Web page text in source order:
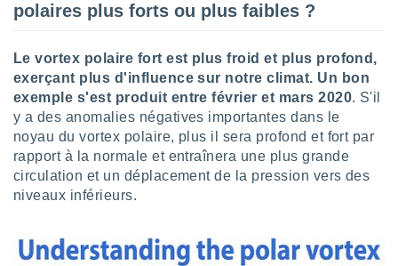
de la
non
des
notre
le
polaires plus forts ou plus faibles ?
Le vortex polaire fort est plus froid et plus profond,
exerçant plus d'influence sur notre climat. Un bon
exemple s'est produit entre février et mars 2020. S'il
y a des anomalies négatives importantes dans le
noyau du vortex polaire, plus il sera profond et fort par
rapport à la normale et entraînera une plus grande
circulation et un déplacement de la pression vers des
niveaux inférieurs.